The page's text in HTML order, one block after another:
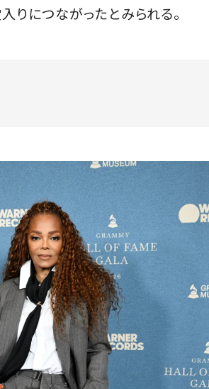
りにつながったとみられる。